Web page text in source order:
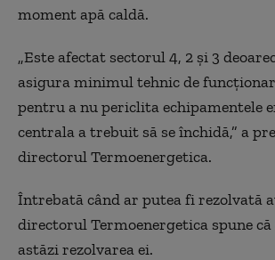
moment apă caldă.
„Este afectat sectorul 4, 2 și 3
asigura minimul tehnic de
pentru a nu periclita echipamentele
centrala a trebuit să se închidă,” a
directorul Termoenergetica.
Întrebată când ar putea fi rezolvată
directorul Termoenergetica spune că
astăzi rezolvarea ei.